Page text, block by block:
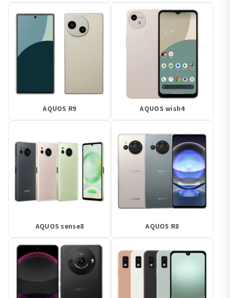
AQUOS R9 AQUOS wish4
AQUOS sense8 AQUOS R8